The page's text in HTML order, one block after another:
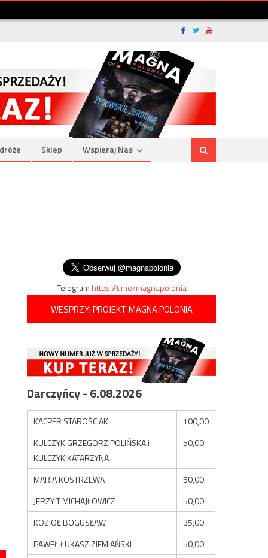
Sklep Wspieraj Nas
Telegramhttps://t.me/magnapolonia
WESPRZYJ PROJEKT MAGNA POLONIA
Darczyńcy - 6.08.2026
KACPER STAROŚCIAK
100,00
KULCZYK GRZEGORZ POLIŃSKA i
KULCZYK KATARZYNA
50,00
MARIA KOSTRZEWA
50,00
JERZY T MICHAJŁOWICZ
50,00
KOZIOŁ BOGUSŁAW
35,00
PAWEŁ ŁUKASZ ZIEMIAŃSKI
50,00